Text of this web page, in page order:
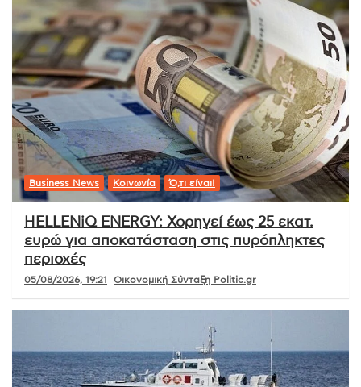
Business News Κοινωνία Ό,τι είναι!
HELLENiQ ENERGY: Χορηγεί έως 25 εκατ.
ευρώ για αποκατάσταση στις πυρόπληκτες
περιοχές
05/08/2026, 19:21 Οικονομική Σύνταξη Politic.gr